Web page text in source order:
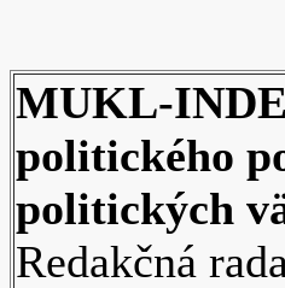
MUKL-
politického
politických
Redakčná